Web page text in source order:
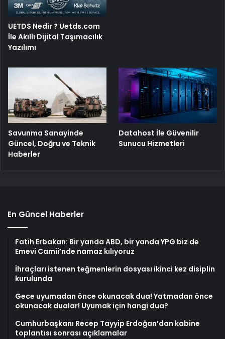
UETDS Nedir ? Uetds.com
İle Akıllı Dijital Taşımacılık
Yazılımı
Savunma Sanayinde
Güncel, Doğru ve Teknik
Haberler
Datahost İle Güvenilir
Sunucu Hizmetleri
En Güncel Haberler
Fatih Erbakan: Bir yanda ABD, bir yanda YPG biz de
Emevi Camii’nde namaz kılıyoruz
İhraçları istenen teğmenlerin dosyası ikinci kez disiplin
kurulunda
Gece uyumadan önce okunacak dua! Yatmadan önce
okunacak dualar! Uyumak için hangi dua?
Cumhurbaşkanı Recep Tayyip Erdoğan’dan kabine
toplantısı sonrası açıklamalar